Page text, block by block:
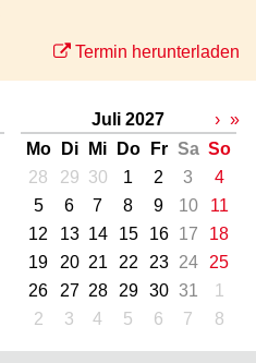
Termin herunterladen
Juli 2027
Mo
Di Mi Do Fr Sa So
28
29 30 1 2 3
4
5
6 7 8 9 10
11
12
13 14 15 16 17
18
19
20 21 22 23 24
25
26
27 28 29 30 31
1
2
3 4 5 6 7 8
› »